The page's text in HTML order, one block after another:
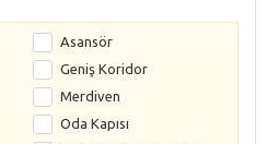
Asansör
Geniş Koridor
Merdiven
Oda Kapısı